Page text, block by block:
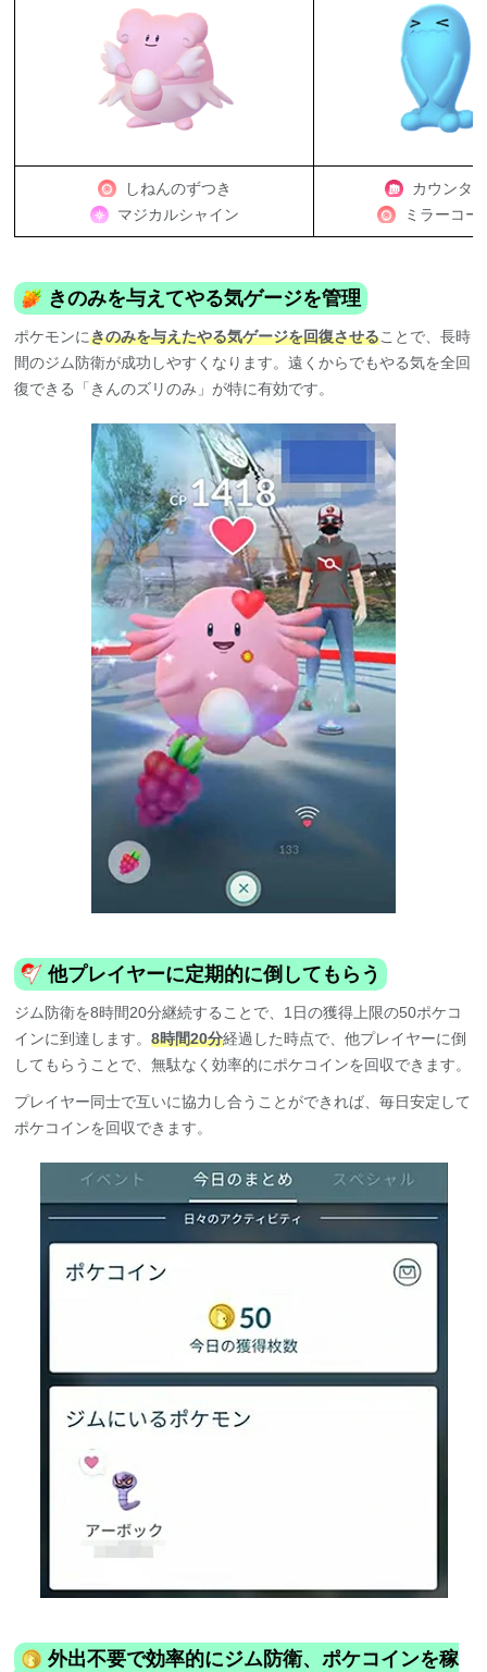
しねんのずつき
マジカルシャイン
カウンター
ミラーコー
きのみを与えてやる気ゲージを管理
ポケモンにきのみを与えたやる気ゲージを回復させることで、長時
間のジム防衛が成功しやすくなります。遠くからでもやる気を全回
復できる「きんのズリのみ」が特に有効です。
他プレイヤーに定期的に倒してもらう
ジム防衛を8時間20分継続することで、1日の獲得上限の50ポケコ
インに到達します。8時間20分経過した時点で、他プレイヤーに倒
してもらうことで、無駄なく効率的にポケコインを回収できます。
プレイヤー同士で互いに協力し合うことができれば、毎日安定して
ポケコインを回収できます。
外出不要で効率的にジム防衛、ポケコインを稼